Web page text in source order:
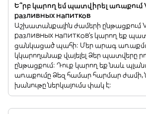
Ե՞րբ կարող եմ պատվիրել առաքում
разливных напитков
Աշխատանքային ժամերի ընթացքում
разливных напитков’s կարող եք
ցանկացած պահի: Մեր արագ
կկարողանաք վայելել Ձեր պատվերը
ընթացքում: Դուք կարող եք նաև
առաքումը Ձեզ համար հարմար ժամի,
խանութը ներկայումս փակ է: